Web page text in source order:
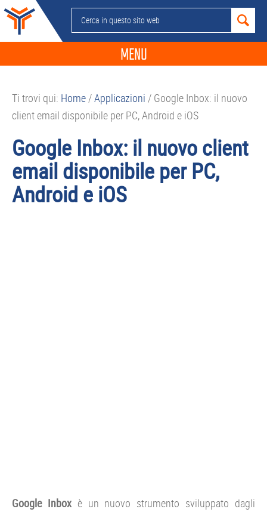
Passa
alla
navigazione
Passa
contenuto
Passa
alla
barra
Passa
piè
Cerca
in
sito
MENU
GUIDE ACQUISTO
SMARTPHONE
TABLET
Ti trovi qui: Home/Applicazioni / Google Inbox: il nuovo
client email disponibile per PC, Android e iOS
Google Inbox: il nuovo client
email disponibile per PC,
Android e iOS
Google Inboxè un nuovo strumento sviluppato dagli